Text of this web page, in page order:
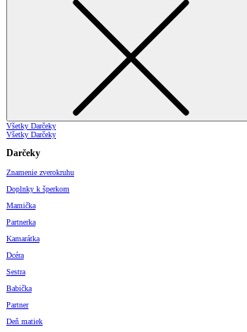
Všetky Darčeky
Všetky Darčeky
Darčeky
Znamenie zverokruhu
Doplnky k šperkom
Mamička
Partnerka
Kamarátka
Dcéra
Sestra
Babička
Partner
Deň matiek